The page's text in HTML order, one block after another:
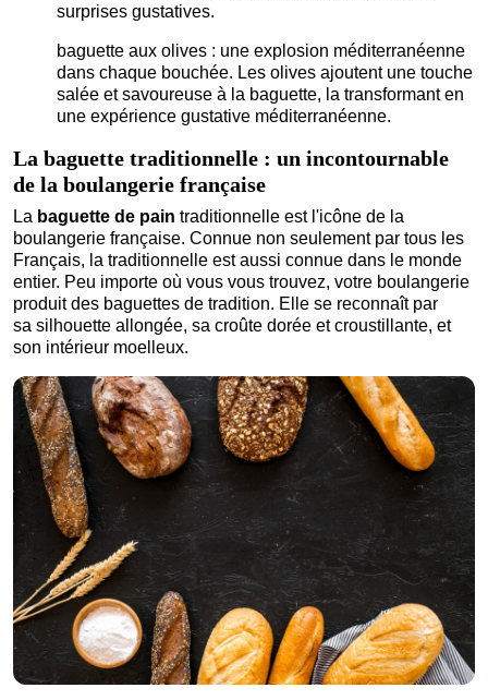
surprises gustatives.
baguette aux olives : une explosion méditerranéenne
dans chaque bouchée. Les olives ajoutent une touche
salée et savoureuse à la baguette, la transformant en
une expérience gustative méditerranéenne.
La baguette traditionnelle : un incontournable
de la boulangerie française
La baguette de pain traditionnelle est l'icône de la
boulangerie française. Connue non seulement par tous les
Français, la traditionnelle est aussi connue dans le monde
entier. Peu importe où vous vous trouvez, votre boulangerie
produit des baguettes de tradition. Elle se reconnaît par
sa silhouette allongée, sa croûte dorée et croustillante, et
son intérieur moelleux.